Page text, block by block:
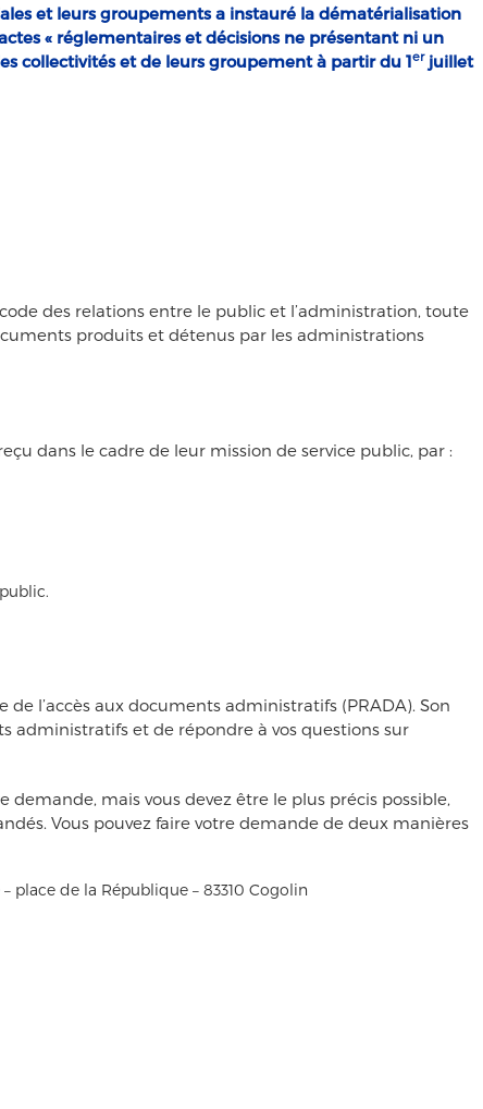
et leurs groupements a instauré la dématérialisation
« réglementaires et décisions ne présentant ni un
collectivités et de leurs groupement à partir du 1erjuillet
des relations entre le public et l’administration, toute
produits et détenus par les administrations
dans le cadre de leur mission de service public, par :
l’accès aux documents administratifs (PRADA). Son
administratifs et de répondre à vos questions sur
demande, mais vous devez être le plus précis possible,
Vous pouvez faire votre demande de deux manières
place de la République – 83310 Cogolin